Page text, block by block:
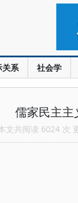
关系 社会学
儒家民主主
文共阅读 6024 次